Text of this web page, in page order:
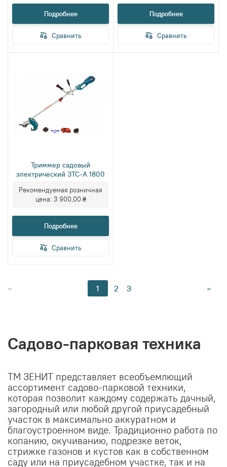
Подробнее
Сравнить
Подробнее
Сравнить
Триммер садовый
электрический ЗТС-А 1800
Рекомендуемая розничная
цена: 3 900,00 ₴
Подробнее
Сравнить
Страница
Страница
«
You're
1 Страница
2 Страница
3 »
Садово-парковая техника
ТМ ЗЕНИТ представляет всеобъемлющий
ассортимент садово-парковой техники,
которая позволит каждому содержать дачный,
загородный или любой другой приусадебный
участок в максимально аккуратном и
благоустроенном виде. Традиционно работа по
копанию, окучиванию, подрезке веток,
стрижке газонов и кустов как в собственном
саду или на приусадебном участке, так и на